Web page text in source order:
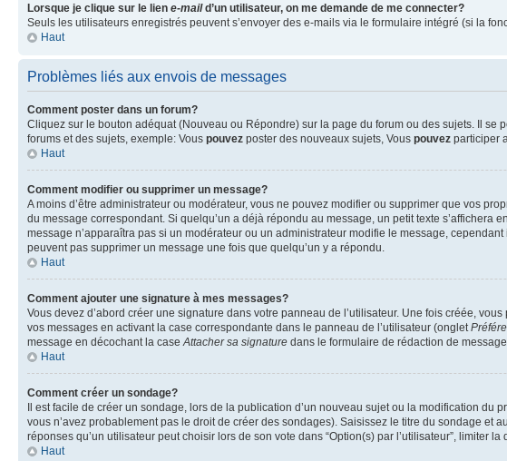
Lorsque je clique sur le lien e-maild’un utilisateur, on me demande de me connecter?
Seuls les utilisateurs enregistrés peuvent s’envoyer des e-mails via le formulaire intégré (si la
Haut
Problèmes liés aux envois de messages
Comment poster dans un forum?
Cliquez sur le bouton adéquat (Nouveau ou Répondre) sur la page du forum ou des sujets. Il
forums et des sujets, exemple: Vous pouvez poster des nouveaux sujets, Vous pouvez participer
Haut
Comment modifier ou supprimer un message?
A moins d’être administrateur ou modérateur, vous ne pouvez modifier ou supprimer que vos
du message correspondant. Si quelqu’un a déjà répondu au message, un petit texte s’affichera
message n’apparaîtra pas si un modérateur ou un administrateur modifie le message,
peuvent pas supprimer un message une fois que quelqu’un y a répondu.
Haut
Comment ajouter une signature à mes messages?
Vous devez d’abord créer une signature dans votre panneau de l’utilisateur. Une fois créée,
vos messages en activant la case correspondante dans le panneau de l’utilisateur (onglet
message en décochant la case Attacher sa signature dans le formulaire de rédaction de message.
Haut
Comment créer un sondage?
Il est facile de créer un sondage, lors de la publication d’un nouveau sujet ou la modification du
vous n’avez probablement pas le droit de créer des sondages). Saisissez le titre du sondage
réponses qu’un utilisateur peut choisir lors de son vote dans “Option(s) par l’utilisateur”, limiter
Haut